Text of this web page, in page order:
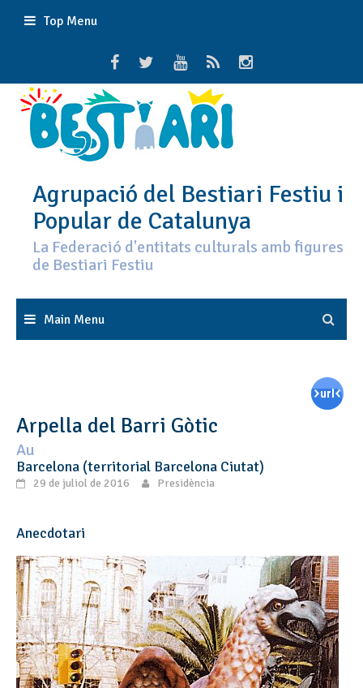
Top Menu
Agrupació del Bestiari Festiu i
Popular de Catalunya
La Federació d'entitats culturals amb figures
de Bestiari Festiu
Main Menu
Arpella del Barri Gòtic
Au
Barcelona (territorial Barcelona Ciutat)
29 de juliol de 2016 Presidència
Anecdotari